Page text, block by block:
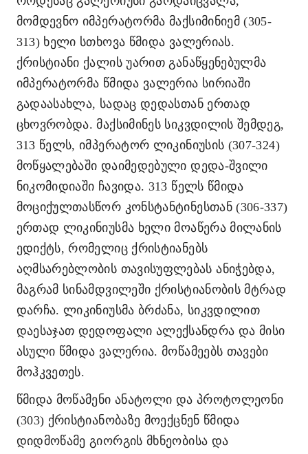
მომდევნო იმპერატორმა მაქსიმინიემ (305-
313) ხელი სთხოვა წმიდა ვალერიას.
ქრისტიანი ქალის უარით განაწყენებულმა
იმპერატორმა წმიდა ვალერია სირიაში
გადაასახლა, სადაც დედასთან ერთად
ცხოვრობდა. მაქსიმინეს სიკვდილის შემდეგ,
313 წელს, იმპერატორ ლიკინიუსის (307-324)
მოწყალებაში დაიმედებული დედა-შვილი
ნიკომიდიაში ჩავიდა. 313 წელს წმიდა
მოციქულთასწორ კონსტანტინესთან (306-337)
ერთად ლიკინიუსმა ხელი მოაწერა მილანის
ედიქტს, რომელიც ქრისტიანებს
აღმსარებლობის თავისუფლებას ანიჭებდა,
მაგრამ სინამდვილეში ქრისტიანობის მტრად
დარჩა. ლიკინიუსმა ბრძანა, სიკვდილით
დაესაჯათ დედოფალი ალექსანდრა და მისი
ასული წმიდა ვალერია. მოწამეებს თავები
მოჰკვეთეს.
წმიდა მოწამენი ანატოლი და პროტოლეონი
(303) ქრისტიანობაზე მოექცნენ წმიდა
დიდმოწამე გიორგის მხნეობისა და